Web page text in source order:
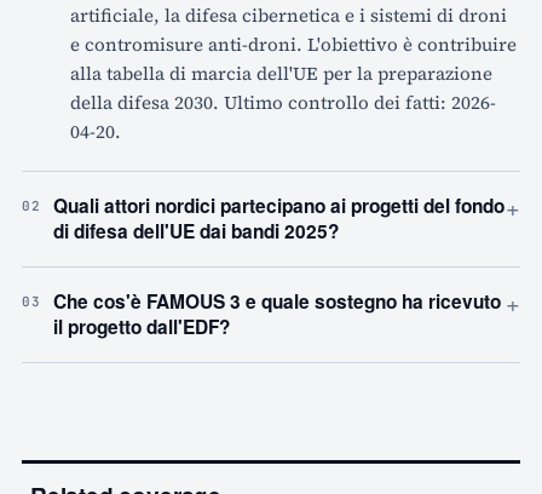
artificiale, la difesa cibernetica e i sistemi di droni
e contromisure anti-droni. L'obiettivo è contribuire
alla tabella di marcia dell'UE per la preparazione
della difesa 2030. Ultimo controllo dei fatti: 2026-
04-20.
02
Quali attori nordici partecipano ai progetti del fondo
di difesa dell'UE dai bandi 2025?
+
03
Che cos'è FAMOUS 3 e quale sostegno ha ricevuto
il progetto dall'EDF?
+